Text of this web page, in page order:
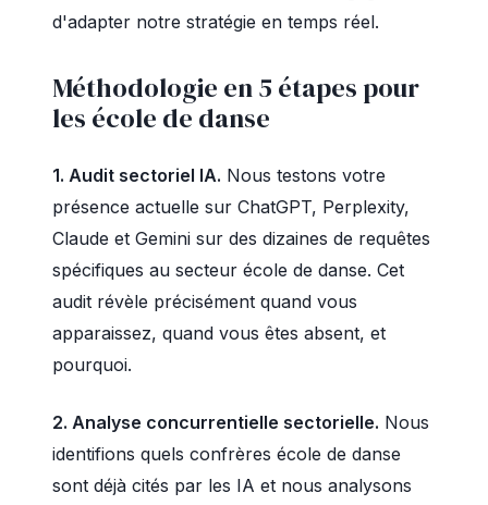
d'adapter notre stratégie en temps réel.
Méthodologie en 5 étapes pour
les école de danse
1. Audit sectoriel IA. Nous testons votre
présence actuelle sur ChatGPT, Perplexity,
Claude et Gemini sur des dizaines de requêtes
spécifiques au secteur école de danse. Cet
audit révèle précisément quand vous
apparaissez, quand vous êtes absent, et
pourquoi.
2. Analyse concurrentielle sectorielle. Nous
identifions quels confrères école de danse
sont déjà cités par les IA et nous analysons